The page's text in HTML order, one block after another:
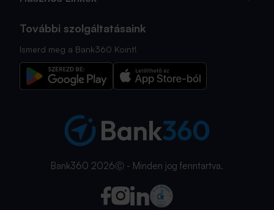
További szolgáltatásaink
Ismerd meg a Bank360 Koint!
Bank360 2026Ⓒ - Minden jog fenntartva.